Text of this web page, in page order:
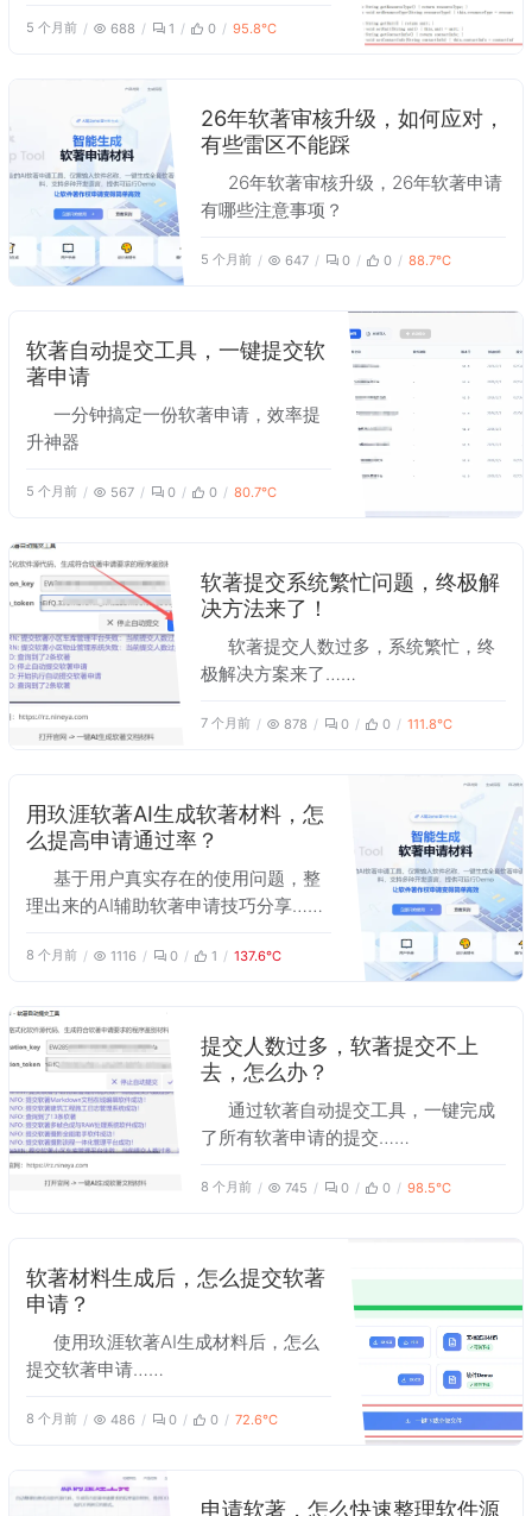
5 个月前 688 1 0 95.8℃
26年软著审核升级，如何应对，
有些雷区不能踩
26年软著审核升级，26年软著申请
有哪些注意事项？
5 个月前 647 0 0 88.7℃
软著自动提交工具，一键提交软
著申请
一分钟搞定一份软著申请，效率提
升神器
5 个月前 567 0 0 80.7℃
软著提交系统繁忙问题，终极解
决方法来了！
软著提交人数过多，系统繁忙，终
极解决方案来了……
7 个月前 878 0 0 111.8℃
用玖涯软著AI生成软著材料，怎
么提高申请通过率？
基于用户真实存在的使用问题，整
理出来的AI辅助软著申请技巧分享……
8 个月前 1116 0 1 137.6℃
提交人数过多，软著提交不上
去，怎么办？
通过软著自动提交工具，一键完成
了所有软著申请的提交……
8 个月前 745 0 0 98.5℃
软著材料生成后，怎么提交软著
申请？
使用玖涯软著AI生成材料后，怎么
提交软著申请……
8 个月前 486 0 0 72.6℃
申请软著，怎么快速整理软件源